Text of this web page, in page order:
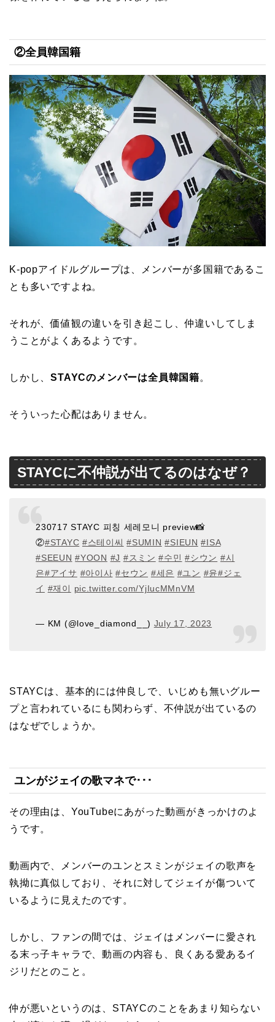
②全員韓国籍
K-popアイドルグループは、メンバーが多国籍であるこ
とも多いですよね。
それが、価値観の違いを引き起こし、仲違いしてしま
うことがよくあるようです。
しかし、STAYCのメンバーは全員韓国籍。
そういった心配はありません。
STAYCに不仲説が出てるのはなぜ？
230717 STAYC 피칭 세레모니 preview📸
②#STAYC #스테이씨 #SUMIN #SIEUN #ISA
#SEEUN #YOON #J #スミン #수민 #シウン #시
은#アイサ #아이사 #セウン #세은 #ユン #윤#ジェ
イ #재이 pic.twitter.com/YjIucMMnVM
— KM (@love_diamond__) July 17, 2023
STAYCは、基本的には仲良しで、いじめも無いグルー
プと言われているにも関わらず、不仲説が出ているの
はなぜでしょうか。
ユンがジェイの歌マネで･･･
その理由は、YouTubeにあがった動画がきっかけのよ
うです。
動画内で、メンバーのユンとスミンがジェイの歌声を
執拗に真似しており、それに対してジェイが傷ついて
いるように見えたのです。
しかし、ファンの間では、ジェイはメンバーに愛され
る末っ子キャラで、動画の内容も、良くある愛あるイ
ジリだとのこと。
仲が悪いというのは、STAYCのことをあまり知らない